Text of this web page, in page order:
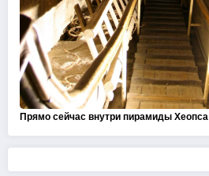
Прямо сейчас внутри пирамиды Хеопса